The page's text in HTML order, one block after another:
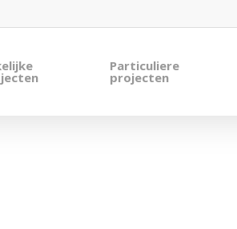
Particuliere
projecten